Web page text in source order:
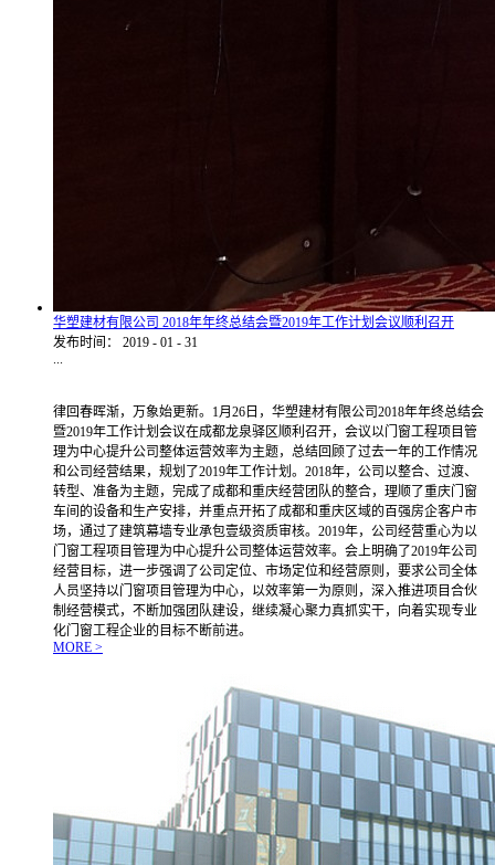
华塑建材有限公司 2018年年终总结会暨2019年工作计划会议顺利召开
发布时间：
2019 - 01 - 31
...
律回春晖渐，万象始更新。1月26日，华塑建材有限公司2018年年终总结会
暨2019年工作计划会议在成都龙泉驿区顺利召开，会议以门窗工程项目管
理为中心提升公司整体运营效率为主题，总结回顾了过去一年的工作情况
和公司经营结果，规划了2019年工作计划。2018年，公司以整合、过渡、
转型、准备为主题，完成了成都和重庆经营团队的整合，理顺了重庆门窗
车间的设备和生产安排，并重点开拓了成都和重庆区域的百强房企客户市
场，通过了建筑幕墙专业承包壹级资质审核。2019年，公司经营重心为以
门窗工程项目管理为中心提升公司整体运营效率。会上明确了2019年公司
经营目标，进一步强调了公司定位、市场定位和经营原则，要求公司全体
人员坚持以门窗项目管理为中心，以效率第一为原则，深入推进项目合伙
制经营模式，不断加强团队建设，继续凝心聚力真抓实干，向着实现专业
化门窗工程企业的目标不断前进。
MORE >